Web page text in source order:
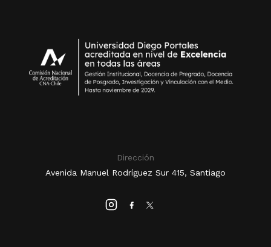
Dirección
Avenida Manuel Rodríguez Sur 415, Santiago